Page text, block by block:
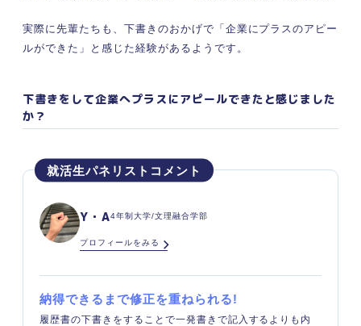
実際に先輩たちも、下書きのおかげで「企業にプラスのアピー
ルができた」と感じた経験があるようです。
下書きをして企業へプラスにアピールできたと感じました
か？
Y・A4年制大学/文理融合学部
プロフィールをみる
納得できるまで修正を重ねられる!
履歴書の下書きをすることで一発書きで記入するよりも内